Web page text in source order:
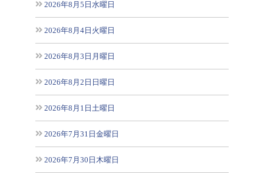
2026年8月5日水曜日
2026年8月4日火曜日
2026年8月3日月曜日
2026年8月2日日曜日
2026年8月1日土曜日
2026年7月31日金曜日
2026年7月30日木曜日